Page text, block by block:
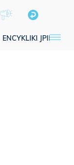
ENCYKLIKI JPII